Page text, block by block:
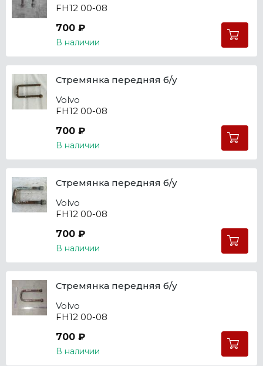
FH12 00-08
700 ₽
В наличии
Стремянка передняя б/у
Volvo
FH12 00-08
700 ₽
В наличии
Стремянка передняя б/у
Volvo
FH12 00-08
700 ₽
В наличии
Стремянка передняя б/у
Volvo
FH12 00-08
700 ₽
В наличии